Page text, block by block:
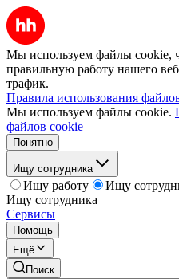
Мы используем файлы cookie,
правильную работу нашего
трафик.
Правила использования
Мы используем файлы cookie.
файлов cookie
Понятно
Ищу сотрудника
Ищу работу
Ищу
Ищу сотрудника
Сервисы
Помощь
Ещё
Поиск